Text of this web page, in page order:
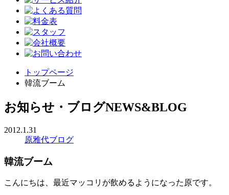
トップページ
韓流ブーム
お知らせ・ブログNEWS&BLOG
2012.1.31
原雅代ブログ
韓流ブーム
こんにちは、最近マッコリが飲めるようになった原です。